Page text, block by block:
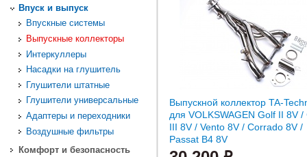
Выпускной коллектор TA-
для VOLKSWAGEN Golf II 8V /
III 8V / Vento 8V / Corrado 8V /
Passat B4 8V
Впуск и выпуск
Впускные системы
Выпускные коллекторы
Интеркуллеры
Насадки на глушитель
Глушители штатные
Глушители универсальные
Адаптеры и переходники
Воздушные фильтры
Комфорт и безопасность